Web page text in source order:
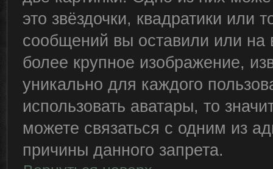
это звёздочки, квадратики или
сообщений вы оставили или
более крупное изображение,
уникально для каждого
использовать аватары, то
можете связаться с одним из
причины данного запрета.